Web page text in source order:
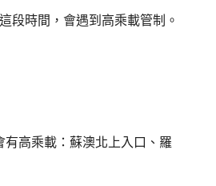
段時間，會遇到高乘載管制。
高乘載：蘇澳北上入口、羅